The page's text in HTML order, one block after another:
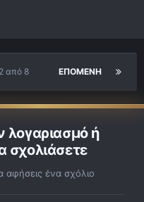
ΕΠΌΜΕΝΗ
από 8
λογαριασμό ή
σχολιάσετε
αφήσεις ένα σχόλιο